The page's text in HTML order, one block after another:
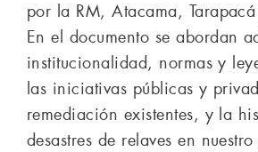
por la RM, Atacama,
En el documento se abordan
institucionalidad, normas y
las iniciativas públicas y
remediación existentes, y la
desastres de relaves en